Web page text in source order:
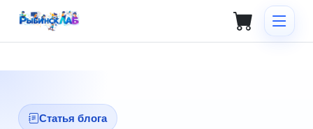
Статья блога